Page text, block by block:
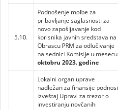
5.10.
Podnošenje molbe za
pribavljanje saglasnosti za
novo zapošljavanje kod
korisnika javnih sredstava na
Obrascu PRM za odlučivanje
na sednici Komisije u mesecu
oktobru 2023. godine
Lokalni organ uprave
nadležan za finansije podnosi
izveštaj Upravi za trezor o
investiranju novčanih